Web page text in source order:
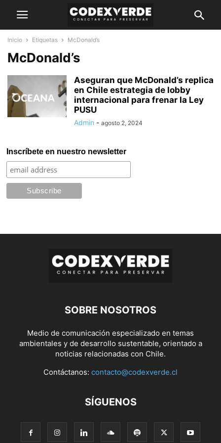
Inicio Etiquetas McDonald’s
McDonald’s
Aseguran que McDonald’s replica
en Chile estrategia de lobby
internacional para frenar la Ley
PUSU
Admin - agosto 2, 2024
Inscríbete en nuestro newsletter
SOBRE NOSOTROS
Medio de comunicación especializado en temas
ambientales y de desarrollo sustentable, orientado a
noticias relacionadas con Chile.
Contáctanos: contacto@codexverde.cl
SÍGUENOS